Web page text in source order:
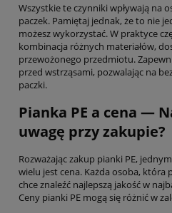
Wszystkie te czynniki wpływają na
paczek. Pamiętaj jednak, że to nie
możesz wykorzystać. W praktyce
kombinacja różnych materiałów,
przewożonego przedmiotu.
przed wstrząsami, pozwalając na
paczki.
Pianka PE a cena —
uwagę przy zakupie?
Rozważając zakup pianki PE,
wielu jest cena. Każda osoba, która
chce znaleźć najlepszą jakość w
Ceny pianki PE mogą się różnić w